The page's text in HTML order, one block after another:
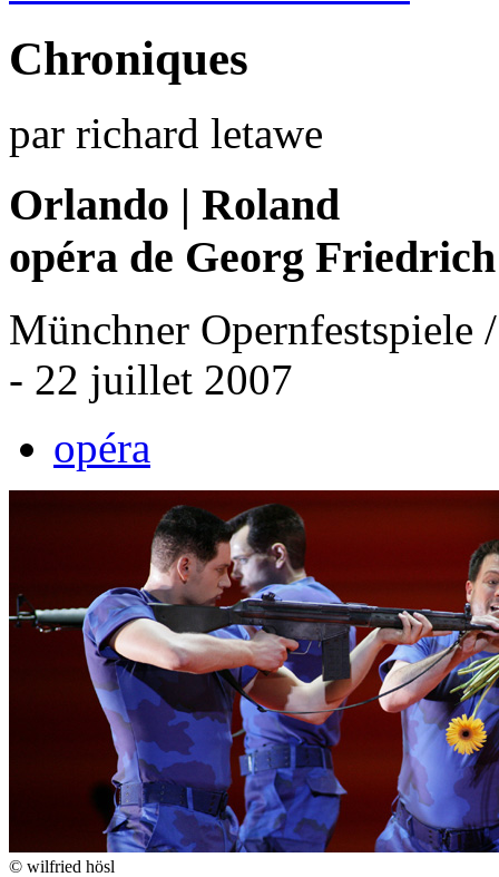
Chroniques
par richard letawe
Orlando | Roland
opéra de Georg
Münchner Opernfestspiele
- 22 juillet 2007
opéra
© wilfried hösl